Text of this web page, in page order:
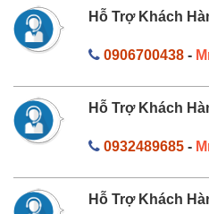
Hỗ Trợ Khách
0906700438-
Hỗ Trợ Khách
0932489685-
Hỗ Trợ Khách